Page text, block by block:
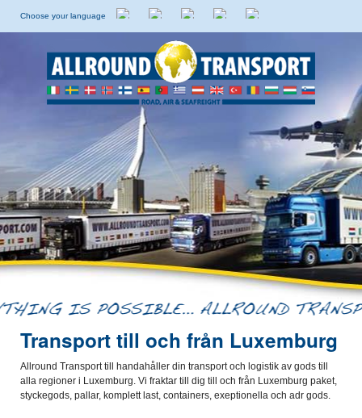
Choose your language
HolländskaEngelskaItalienskaSpanskaSvenska
Transport till och från Luxemburg
Allround Transport till handahåller din transport och logistik av gods till
alla regioner i Luxemburg. Vi fraktar till dig till och från Luxemburg paket,
styckegods, pallar, komplett last, containers, exeptionella och adr gods.